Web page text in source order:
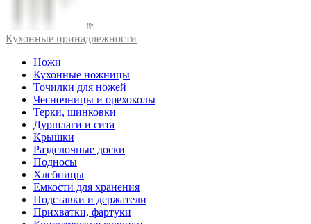
Кухонные принадлежности
Ножи
Кухонные ножницы
Точилки для ножей
Чесночницы и орехоколы
Терки, шинковки
Дуршлаги и сита
Крышки
Разделочные доски
Подносы
Хлебницы
Емкости для хранения
Подставки и держатели
Прихватки, фартуки